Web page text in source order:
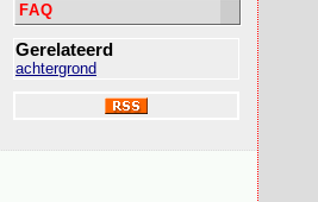
FAQ
Gerelateerd
achtergrond